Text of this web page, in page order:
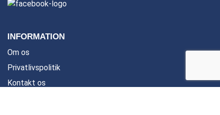
INFORMATION
Om os
Privatlivspolitik
Kontakt os